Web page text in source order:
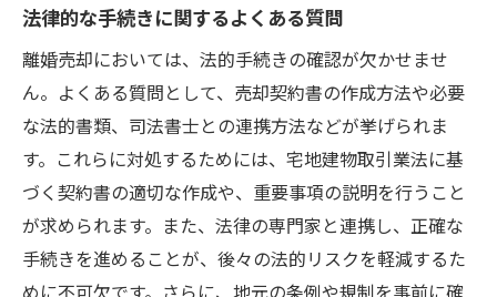
法律的な手続きに関するよくある質問
離婚売却においては、法的手続きの確認が欠かせませ
ん。よくある質問として、売却契約書の作成方法や必要
な法的書類、司法書士との連携方法などが挙げられま
す。これらに対処するためには、宅地建物取引業法に基
づく契約書の適切な作成や、重要事項の説明を行うこと
が求められます。また、法律の専門家と連携し、正確な
手続きを進めることが、後々の法的リスクを軽減するた
めに不可欠です。さらに、地元の条例や規制を事前に確